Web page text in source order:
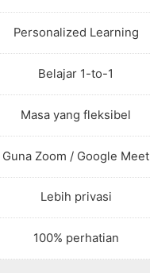
Personalized Learning
Belajar 1-to-1
Masa yang fleksibel
Guna Zoom / Google Meet
Lebih privasi
100% perhatian